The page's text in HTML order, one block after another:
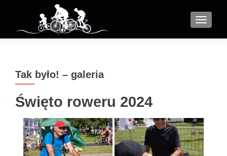
MENU
Tak było! – galeria
Święto roweru 2024